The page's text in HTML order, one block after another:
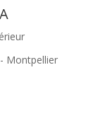
Montpellier